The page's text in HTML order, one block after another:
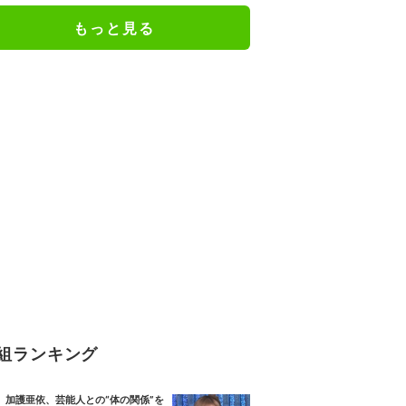
もっと見る
ランキング
加護亜依、芸能人との“体の関係”を